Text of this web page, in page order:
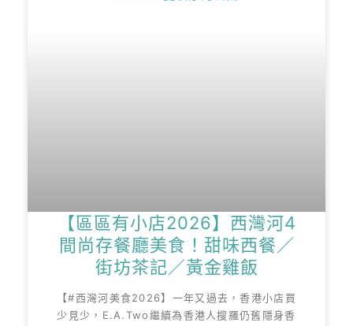
【區區有小店2026】西灣河4
間尚存餐廳美食！甜味西餐／
街坊茶記／黃金雞飯
【#西灣河美食2026】一年又過去，香港小店買
少見少，E.A.Two繼續為香港人搜羅仍舊隱身香